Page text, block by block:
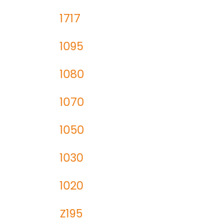
1717
1095
1080
1070
1050
1030
1020
Z195